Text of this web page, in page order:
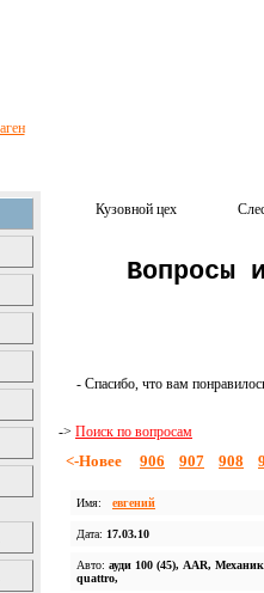
Кузовной цех
Вопросы
- Спасибо, что вам
-> Поиск по вопросам
<-Новее 906 907 908
Имя: евгений
Дата: 17.03.10
Авто: ауди 100 (45), AAR,
quattro,